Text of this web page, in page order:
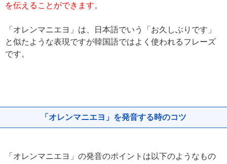
を伝えることができます。
「オレンマニエヨ」は、日本語でいう「お久しぶりです」
と似たような表現ですが韓国語ではよく使われるフレーズ
です。
「オレンマニエヨ」を発音する時のコツ
「オレンマニエヨ」の発音のポイントは以下のようなもの